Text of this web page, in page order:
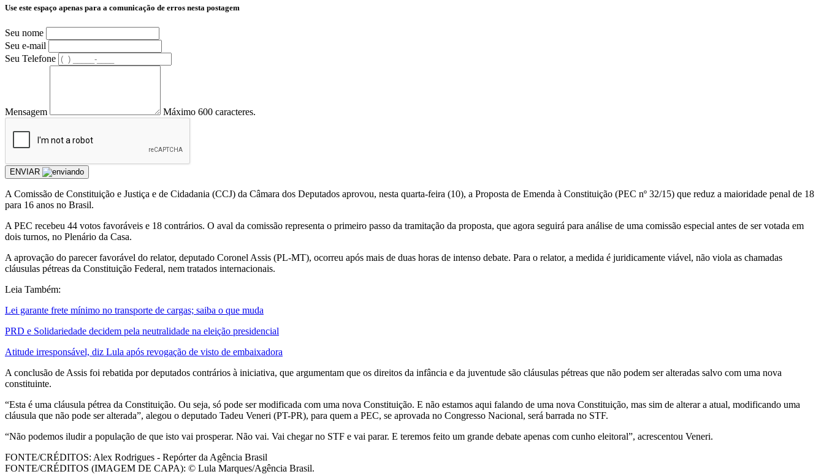
Use este espaço apenas para a comunicação de erros nesta postagem
Seu nome
Seu e-mail
Seu Telefone
Mensagem Máximo 600 caracteres.
ENVIAR
A Comissão de Constituição e Justiça e de Cidadania (CCJ) da Câmara dos Deputados aprovou, nesta quarta-feira (10), a Proposta de Emenda à Constituição (PEC nº 32/15) que reduz a maioridade penal de 18
para 16 anos no Brasil.
A PEC recebeu 44 votos favoráveis e 18 contrários. O aval da comissão representa o primeiro passo da tramitação da proposta, que agora seguirá para análise de uma comissão especial antes de ser votada em
dois turnos, no Plenário da Casa.
A aprovação do parecer favorável do relator, deputado Coronel Assis (PL-MT), ocorreu após mais de duas horas de intenso debate. Para o relator, a medida é juridicamente viável, não viola as chamadas
cláusulas pétreas da Constituição Federal, nem tratados internacionais.
Leia Também:
Lei garante frete mínimo no transporte de cargas; saiba o que muda
PRD e Solidariedade decidem pela neutralidade na eleição presidencial
Atitude irresponsável, diz Lula após revogação de visto de embaixadora
A conclusão de Assis foi rebatida por deputados contrários à iniciativa, que argumentam que os direitos da infância e da juventude são cláusulas pétreas que não podem ser alteradas salvo com uma nova
constituinte.
“Esta é uma cláusula pétrea da Constituição. Ou seja, só pode ser modificada com uma nova Constituição. E não estamos aqui falando de uma nova Constituição, mas sim de alterar a atual, modificando uma
cláusula que não pode ser alterada”, alegou o deputado Tadeu Veneri (PT-PR), para quem a PEC, se aprovada no Congresso Nacional, será barrada no STF.
“Não podemos iludir a população de que isto vai prosperar. Não vai. Vai chegar no STF e vai parar. E teremos feito um grande debate apenas com cunho eleitoral”, acrescentou Veneri.
FONTE/CRÉDITOS: Alex Rodrigues - Repórter da Agência Brasil
FONTE/CRÉDITOS (IMAGEM DE CAPA): © Lula Marques/Agência Brasil.